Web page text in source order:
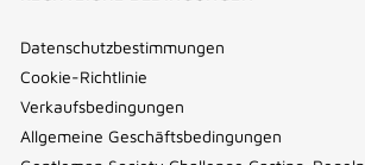
Datenschutzbestimmungen
Cookie-Richtlinie
Verkaufsbedingungen
Allgemeine Geschäftsbedingungen